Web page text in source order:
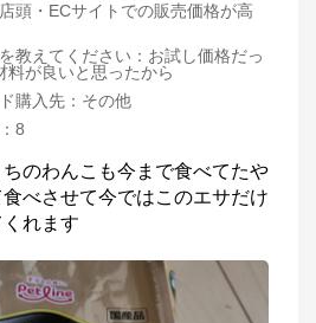
店頭・ECサイトでの販売価格が高
教えてください ： お試し価格だっ
料が良いと思ったから
購入先 ： その他
： 8
のわんこも今まで食べてたや
べさせて今ではこのエサだけ
れます